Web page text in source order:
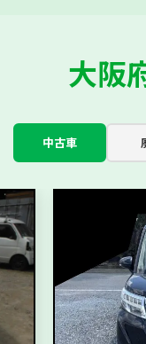
大阪
中古車